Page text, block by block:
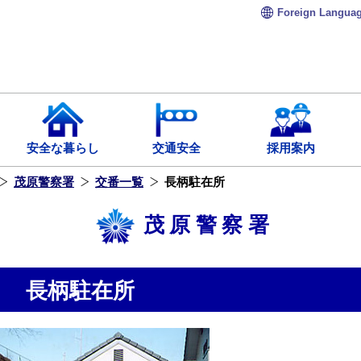
Foreign
安全な暮らし 交通安全 採用案内
茂原警察署 交番一覧 長柄駐在所
茂原警察署
長柄駐在所